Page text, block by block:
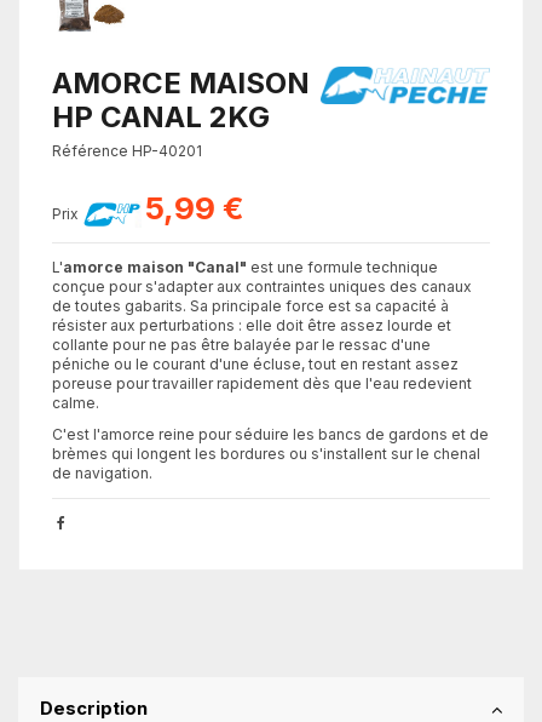
AMORCE MAISON
HP CANAL 2KG
Référence HP-40201
Prix 5,99 €
L'amorce maison "Canal" est une formule technique
conçue pour s'adapter aux contraintes uniques des canaux
de toutes gabarits. Sa principale force est sa capacité à
résister aux perturbations : elle doit être assez lourde et
collante pour ne pas être balayée par le ressac d'une
péniche ou le courant d'une écluse, tout en restant assez
poreuse pour travailler rapidement dès que l'eau redevient
calme.
C'est l'amorce reine pour séduire les bancs de gardons et de
brèmes qui longent les bordures ou s'installent sur le chenal
de navigation.
Description